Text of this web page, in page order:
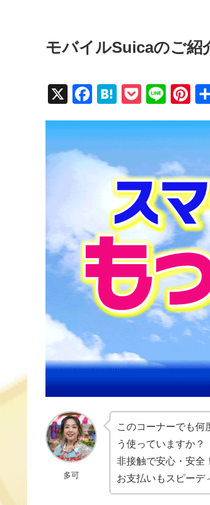
モバイルSuicaのご紹
X
F
c
e
b
k
H
e
a
P
ck
et
Li
e
Pi
er
e
st
多可
このコーナーでも何
う使っていますか？
非接触で安心・安全！
お支払いもスピーデ